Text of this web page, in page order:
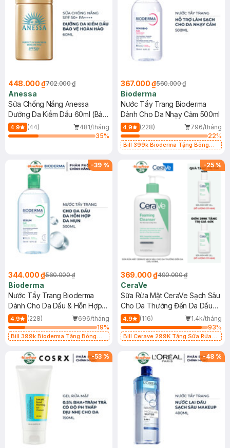
448.000 ₫702.000 ₫
Anessa
Sữa Chống Nắng Anessa
Dưỡng Da Kiềm Dầu 60ml (Bản
Mới)
4.9 (44)
481/tháng
35%
367.000 ₫560.000 ₫
Bioderma
Nước Tẩy Trang Bioderma
Dành Cho Da Nhạy Cảm 500ml
4.9 (228)
796/tháng
22%
Bill 399k Bioderma Tặng Bông
-39 %
344.000 ₫560.000 ₫
Bioderma
Nước Tẩy Trang Bioderma
Dành Cho Da Dầu & Hỗn Hợp
500ml
4.9 (228)
696/tháng
19%
Bill 399k Bioderma Tặng Bông
-25 %
369.000 ₫490.000 ₫
CeraVe
Sữa Rửa Mặt CeraVe Sạch Sâu
Cho Da Thường Đến Da Dầu
473ml
4.9 (116)
1.4k/tháng
93%
Bill Cerave 299K Tặng Sữa Rửa
-53 % -48 %